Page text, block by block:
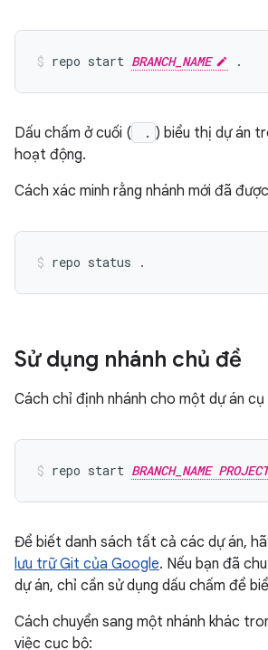
repo start BRANCH_NAME
Dấu chấm ở cuối ( . ) biểu thị dự án
hoạt động.
Cách xác minh rằng nhánh mới đã
Sử dụng nhánh chủ đề
Cách chỉ định nhánh cho một dự án
repo start BRANCH_NAME
Để biết danh sách tất cả các dự án,
lưu trữ Git của Google. Nếu bạn đã
dự án, chỉ cần sử dụng dấu chấm để
Cách chuyển sang một nhánh khác
việc cục bộ: